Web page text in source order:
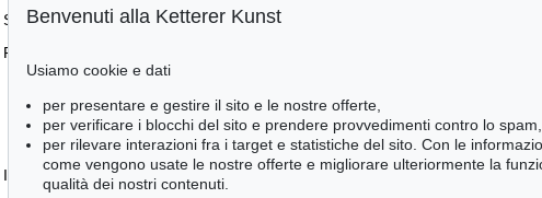
Scuola di Düsseldorf
Pittura tedesca settentrionale
Il libro e la modernità
Incunaboli e stampe del XVI secolo
Benvenuti alla Ketterer Kunst
Usiamo cookie e dati
per presentare e gestire il sito e le nostre offerte,
per verificare i blocchi del sito e prendere provvedimenti contro lo
per rilevare interazioni fra i target e statistiche del sito. Con le
come vengono usate le nostre offerte e migliorare ulteriormente la
qualità dei nostri contenuti.